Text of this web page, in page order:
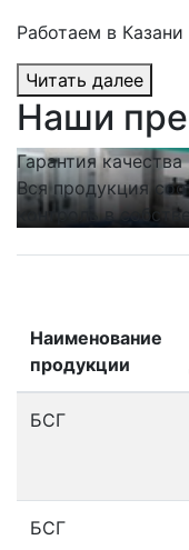
Работаем в
Читать далее
Наши
Гарантия качества
Вся продукция
контроль в
Наименование
продукции
БСГ
БСГ